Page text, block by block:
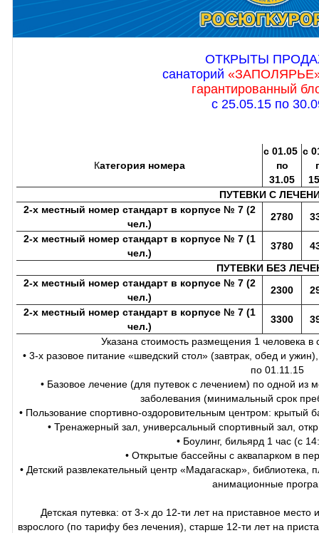
ОТКРЫТЫ
санаторий
гарантированный
с 25.05.15 по
Категория номера
с 01.05
по
31.05
с
ПУТЕВКИ С
2-х местный номер стандарт в корпусе № 7 (2
чел.)
2780
2-х местный номер стандарт в корпусе № 7 (1
чел.)
3780
ПУТЕВКИ БЕЗ
2-х местный номер стандарт в корпусе № 7 (2
чел.)
2300
2-х местный номер стандарт в корпусе № 7 (1
чел.)
3300
Указана стоимость размещения 1 человека в
• 3-х разовое питание «шведский стол» (завтрак, обед и
по 01.11.15
• Базовое лечение (для путевок с лечением) по одной
заболевания (минимальный срок
• Пользование спортивно-оздоровительным центром: крытый
• Тренажерный зал, универсальный спортивный зал,
• Боулинг, бильярд 1 час (с
• Открытые бассейны с аквапарком в
• Детский развлекательный центр «Мадагаскар»,
анимационные
Детская путевка: от 3-х до 12-ти лет на приставное
взрослого (по тарифу без лечения), старше 12-ти лет на